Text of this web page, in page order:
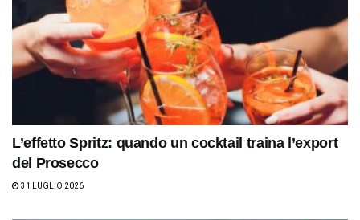
L’effetto Spritz: quando un cocktail traina l’export
del Prosecco
31 LUGLIO 2026